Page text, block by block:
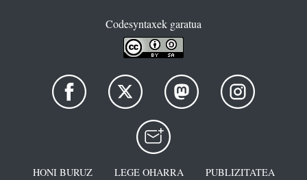
Codesyntaxek garatua
HONI BURUZ LEGE OHARRA
PUBLIZITATEA